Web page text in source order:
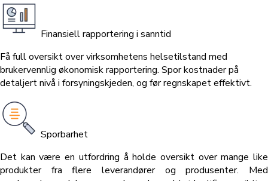
Finansiell rapportering i sanntid
Få full oversikt over virksomhetens helsetilstand med
brukervennlig økonomisk rapportering. Spor kostnader på
detaljert nivå i forsyningskjeden, og før regnskapet effektivt.
Sporbarhet
Det kan være en utfordring å holde oversikt over mange like
produkter fra flere leverandører og produsenter. Med